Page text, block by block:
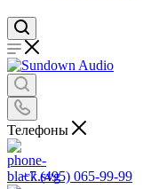
Телефоны
+7 (495) 065-99-99